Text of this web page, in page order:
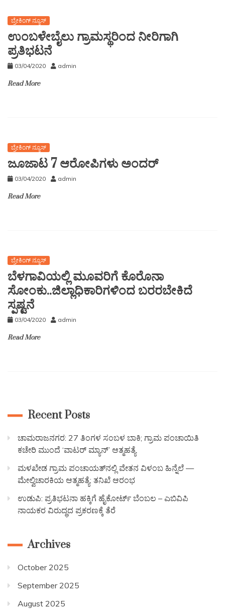
ಬ್ರೇಕಿಂಗ್ ನ್ಯೂಸ್
ಉಂಬಳೇಬೈಲು ಗ್ರಾಮಸ್ಥರಿಂದ ನೀರಿಗಾಗಿ
ಪ್ರತಿಭಟನೆ
03/04/2020 admin
Read More
ಬ್ರೇಕಿಂಗ್ ನ್ಯೂಸ್
ಜೂಜಾಟ 7 ಆರೋಪಿಗಳು ಅಂದರ್
03/04/2020 admin
Read More
ಬ್ರೇಕಿಂಗ್ ನ್ಯೂಸ್
ಬೆಳಗಾವಿಯಲ್ಲಿ ಮೂವರಿಗೆ ಕೊರೊನಾ
ಸೋಂಕು..ಜಿಲ್ಲಾಧಿಕಾರಿಗಳಿಂದ ಬರರಬೇಕಿದೆ
ಸ್ಪಷ್ಟನೆ
03/04/2020 admin
Read More
Recent Posts
ಚಾಮರಾಜನಗರ: 27 ತಿಂಗಳ ಸಂಬಳ ಬಾಕಿ; ಗ್ರಾಮ ಪಂಚಾಯಿತಿ
ಕಚೇರಿ ಮುಂದೆ ‘ವಾಟರ್ ಮ್ಯಾನ್’ ಆತ್ಮಹತ್ಯೆ
ಮಳಖೇಡ ಗ್ರಾಮ ಪಂಚಾಯತ್‌ನಲ್ಲಿ ವೇತನ ವಿಳಂಬ ಹಿನ್ನೆಲೆ —
ಮೇಲ್ವಿಚಾರಕಿಯ ಆತ್ಮಹತ್ಯೆ: ತನಿಖೆ ಆರಂಭ
ಉಡುಪಿ: ಪ್ರತಿಭಟನಾ ಹಕ್ಕಿಗೆ ಹೈಕೋರ್ಟ್ ಬೆಂಬಲ – ಎಬಿವಿಪಿ
ನಾಯಕರ ವಿರುದ್ಧದ ಪ್ರಕರಣಕ್ಕೆ ತೆರೆ
Archives
October 2025
September 2025
August 2025